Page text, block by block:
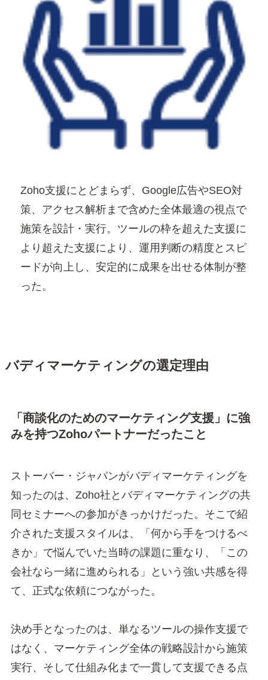
Zoho支援にとどまらず、Google広告やSEO対
策、アクセス解析まで含めた全体最適の視点で
施策を設計・実行。ツールの枠を超えた支援に
より超えた支援により、運用判断の精度とスピ
ードが向上し、安定的に成果を出せる体制が整
った。
バディマーケティングの選定理由
「商談化のためのマーケティング支援」に強
みを持つZohoパートナーだったこと
ストーバー・ジャパンがバディマーケティングを
知ったのは、Zoho社とバディマーケティングの共
同セミナーへの参加がきっかけだった。そこで紹
介された支援スタイルは、「何から手をつけるべ
きか」で悩んでいた当時の課題に重なり、「この
会社なら一緒に進められる」という強い共感を得
て、正式な依頼につながった。
決め手となったのは、単なるツールの操作支援で
はなく、マーケティング全体の戦略設計から施策
実行、そして仕組み化まで一貫して支援できる点